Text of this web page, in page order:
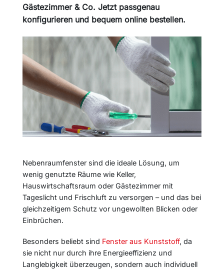
Gästezimmer & Co. Jetzt passgenau
konfigurieren und bequem online bestellen.
Nebenraumfenster sind die ideale Lösung, um
wenig genutzte Räume wie Keller,
Hauswirtschaftsraum oder Gästezimmer mit
Tageslicht und Frischluft zu versorgen – und das bei
gleichzeitigem Schutz vor ungewollten Blicken oder
Einbrüchen.
Besonders beliebt sind Fenster aus Kunststoff, da
sie nicht nur durch ihre Energieeffizienz und
Langlebigkeit überzeugen, sondern auch individuell